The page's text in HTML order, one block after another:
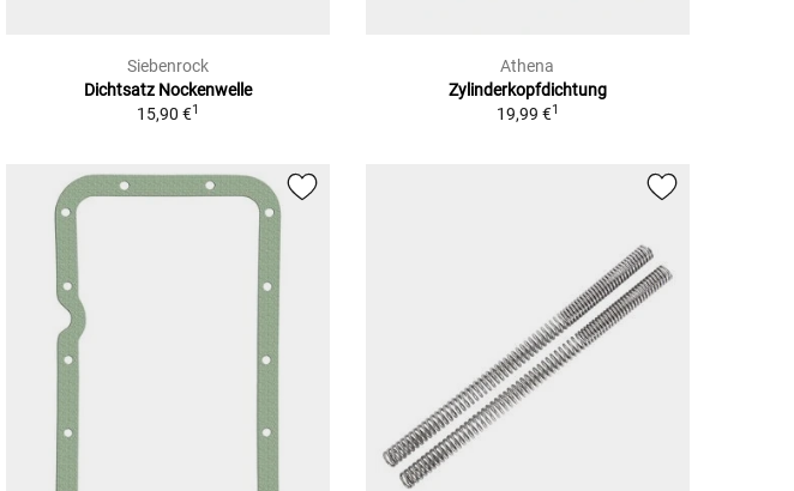
Siebenrock
Dichtsatz Nockenwelle
15,90 €1
Athena
Zylinderkopfdichtung
19,99 €1